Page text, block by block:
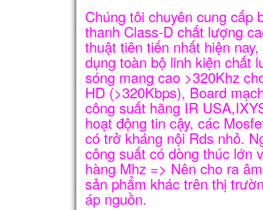
Chúng tôi chuyên cung cấp
thanh Class-D chất lượng
thuật tiên tiến nhất hiện
dụng toàn bộ linh kiện chất
sóng mang cao >320Khz
HD (>320Kbps), Board
công suất hãng IR
hoạt động tin cậy, các
có trở kháng nội Rds nhỏ.
công suất có dòng thúc lớn
hàng Mhz => Nên cho ra
sản phẩm khác trên thị
áp nguồn.